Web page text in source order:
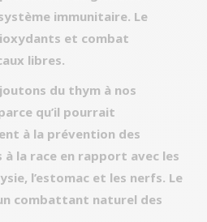
immunitaire. Le
et combat
libres.
du thym à nos
qu’il pourrait
à la prévention des
la race en rapport avec les
l’estomac et les nerfs. Le
combattant naturel des